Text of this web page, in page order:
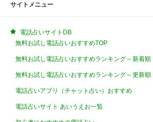
サイトメニュー
電話占いサイトDB
無料お試し電話占いおすすめTOP
無料お試し電話占いおすすめランキング – 新着順
無料お試し電話占いおすすめランキング – 更新順
電話占いアプリ（チャット占い）おすすめ
電話占いサイト あいうえお一覧